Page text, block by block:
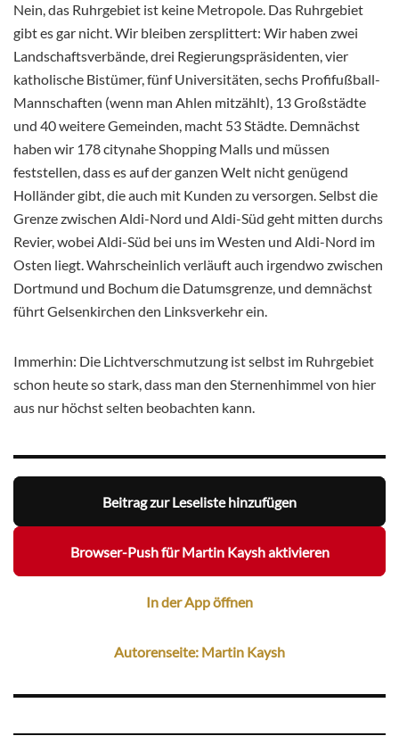
Nein, das Ruhrgebiet ist keine Metropole. Das Ruhrgebiet
gibt es gar nicht. Wir bleiben zersplittert: Wir haben zwei
Landschaftsverbände, drei Regierungspräsidenten, vier
katholische Bistümer, fünf Universitäten, sechs Profifußball-
Mannschaften (wenn man Ahlen mitzählt), 13 Großstädte
und 40 weitere Gemeinden, macht 53 Städte. Demnächst
haben wir 178 citynahe Shopping Malls und müssen
feststellen, dass es auf der ganzen Welt nicht genügend
Holländer gibt, die auch mit Kunden zu versorgen. Selbst die
Grenze zwischen Aldi-Nord und Aldi-Süd geht mitten durchs
Revier, wobei Aldi-Süd bei uns im Westen und Aldi-Nord im
Osten liegt. Wahrscheinlich verläuft auch irgendwo zwischen
Dortmund und Bochum die Datumsgrenze, und demnächst
führt Gelsenkirchen den Linksverkehr ein.
Immerhin: Die Lichtverschmutzung ist selbst im Ruhrgebiet
schon heute so stark, dass man den Sternenhimmel von hier
aus nur höchst selten beobachten kann.
Beitrag zur Leseliste hinzufügen
Browser-Push für Martin Kaysh aktivieren
In der App öffnen
Autorenseite: Martin Kaysh